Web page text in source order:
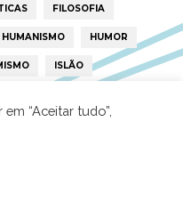
FILOSOFIA
HUMANISMO HUMOR
ISLÃO
“Aceitar tudo”,